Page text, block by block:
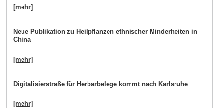
[mehr]
Neue Publikation zu Heilpflanzen ethnischer Minderheiten in
China
[mehr]
Digitalisierstraße für Herbarbelege kommt nach Karlsruhe
[mehr]